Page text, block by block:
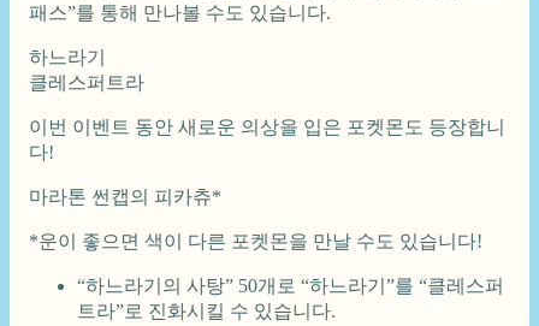
패스”를 통해 만나볼 수도 있습니다.
하느라기
클레스퍼트라
이번 이벤트 동안 새로운 의상을 입은 포켓몬도 등장합니
다!
마라톤 썬캡의 피카츄*
*운이 좋으면 색이 다른 포켓몬을 만날 수도 있습니다!
“하느라기의 사탕” 50개로 “하느라기”를 “클레스퍼
트라”로 진화시킬 수 있습니다.